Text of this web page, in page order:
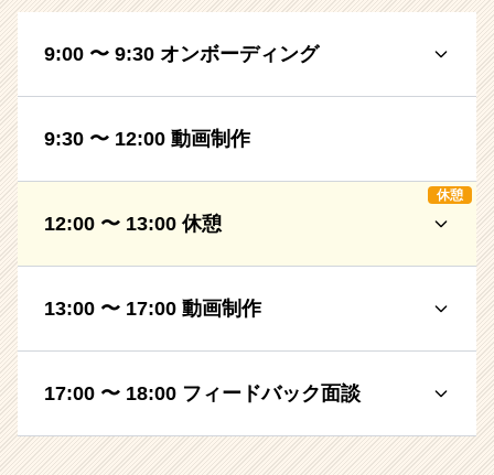
9:00 〜 9:30 オンボーディング
9:30 〜 12:00 動画制作
休憩
12:00 〜 13:00 休憩
13:00 〜 17:00 動画制作
17:00 〜 18:00 フィードバック面談